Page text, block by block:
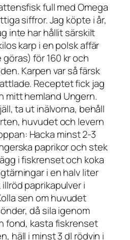
full med Omega
siffror. Jag köpte i år,
inte har hållit särskilt
karp i en polsk affär
för 160 kr och
Karpen var så färsk
Receptet fick jag
mitt hemland Ungern.
ta ut inälvorna, behåll
huvudet och levern
Hacka minst 2-3
paprikor och stek
i fiskrenset och koka
i en halv liter
paprikapulver i
sen om huvudet
då sila igenom
fond, kasta fiskrenset
häll i minst 3 dl rödvin i